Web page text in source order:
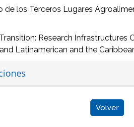
los Terceros Lugares
Research Infrastructures
Latinamerican and the
Volver